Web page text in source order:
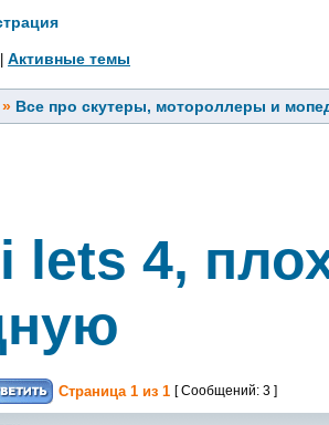
Активные темы
» Все про скутеры, мотороллеры и
lets 4,
Страница 1 из 1 [ Сообщений: 3 ]